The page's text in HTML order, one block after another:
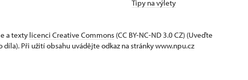
Tipy na výlety
a texty licenci Creative Commons (CC BY-NC-ND 3.0 CZ) (Uveďte
Při užití obsahu uvádějte odkaz na stránky www.npu.cz